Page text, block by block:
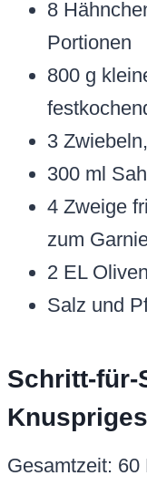
8
Portionen
800 g
3
300 ml
4 Zweige
zum
2 EL
Salz und
Schritt-für-
Gesamtzeit: